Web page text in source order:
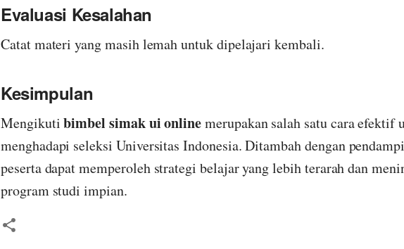
Evaluasi Kesalahan
Catat materi yang masih lemah untuk dipelajari kembali.
Kesimpulan
Mengikutibimbel simak ui onlinemerupakan salah satu cara
menghadapi seleksi Universitas Indonesia. Ditambah dengan
peserta dapat memperoleh strategi belajar yang lebih terarah dan
program studi impian.